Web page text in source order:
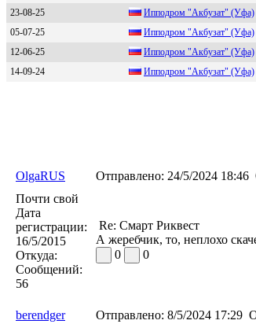
23-08-25
Иппoдрoм "Акбузат" (Уфа)
05-07-25
Иппoдpoм "Акбузат" (Уфа)
12-06-25
Ипподром "Aкбузaт" (Уфa)
14-09-24
Иппoдрoм "Акбузaт" (Уфa)
OlgaRUS Отправлено: 24/5/2024 18:46
Почти свой
Дата
регистрации:
16/5/2015
Откуда:
Сообщений:
56
Re: Смарт Риквест
А жеребчик, то, неплохо
0
0
berendger Отправлено: 8/5/2024 17:29